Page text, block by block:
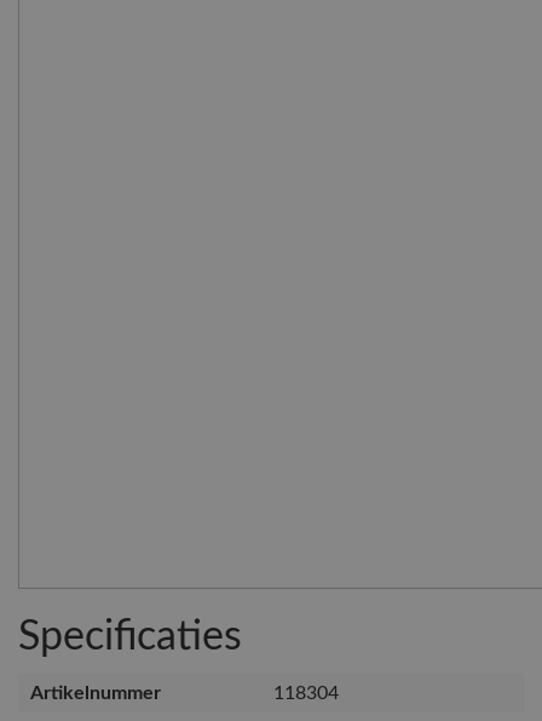
Specificaties
Artikelnummer
118304